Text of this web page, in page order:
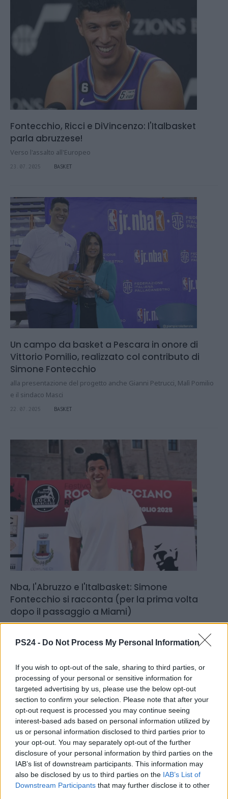
PS24 - Do Not Process My Personal Information
If you wish to opt-out of the sale, sharing to third parties, or
processing of your personal or sensitive information for
targeted advertising by us, please use the below opt-out
section to confirm your selection. Please note that after your
opt-out request is processed you may continue seeing
interest-based ads based on personal information utilized by
us or personal information disclosed to third parties prior to
your opt-out. You may separately opt-out of the further
disclosure of your personal information by third parties on the
IAB’s list of downstream participants. This information may
also be disclosed by us to third parties on the IAB’s List of
Downstream Participants that may further disclose it to other
Fontecchio, Ricci e DiVincenzo: l'Italbasket
parla abruzzese!
Verso l'assalto all'Europeo
23.07.2025 BASKET
Un campo da basket a Pescara in onore di
Vittorio Pomilio, realizzato col contributo di
Simone Fontecchio
alla presentazione del progetto anche Gianni Petrucci, Malì Pomilio
e il sindaco Masci
22.07.2025 BASKET
Nba, l'Abruzzo e l'Italbasket: Simone
Fontecchio si racconta (per la prima volta
dopo il passaggio a Miami)
Da Ripa Teatina, ricevendo il XXI Premio Rocky Marciano
08.07.2025 BASKET